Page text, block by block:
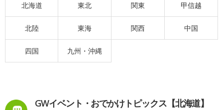
北海道 東北 関東 甲信越
北陸 東海 関西 中国
四国 九州・沖縄
GWイベント・おでかけトピックス【北海道】